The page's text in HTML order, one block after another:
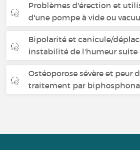
Problèmes d'érection et
d'une pompe à vide ou
Bipolarité et canicule/
instabilité de l'humeur suite
Ostéoporose sévère et peur
traitement par